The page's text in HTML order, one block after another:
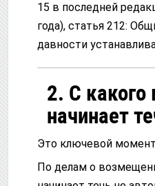
15 в последней
года), статья 212:
давности
2. С
начинает
Это ключевой
По делам о